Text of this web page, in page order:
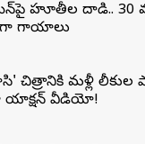
హూతీల దాడి.. 30
గాయాలు
చిత్రానికి మళ్లీ లీకుల
వీడియో!